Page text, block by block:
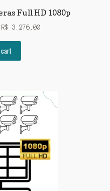
Full HD 1080p
R$ 3.276,00
cart